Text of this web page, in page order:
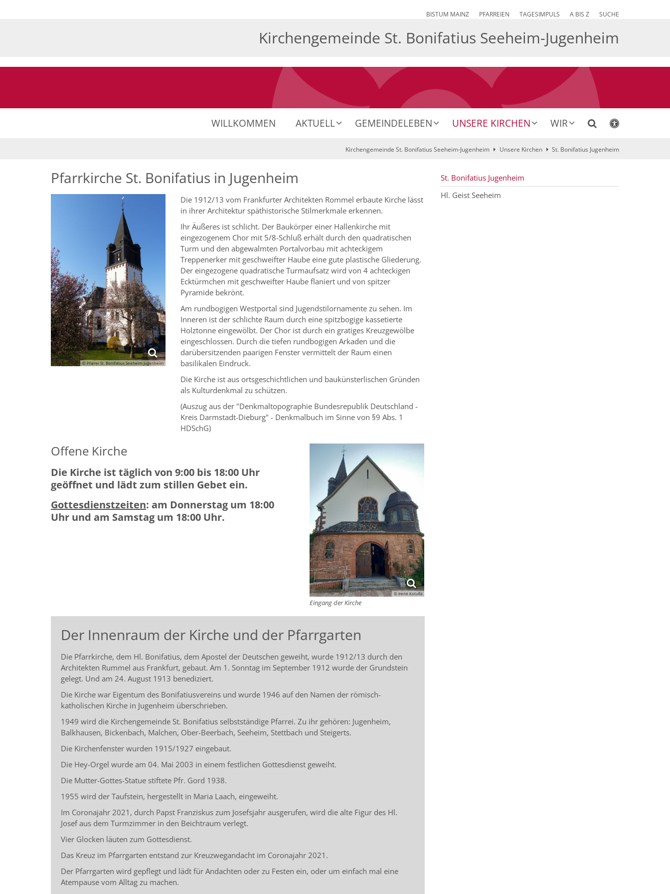
BISTUM MAINZ PFARREIEN TAGESIMPULS A BIS Z SUCHE
Kirchengemeinde St. Bonifatius Seeheim-Jugenheim
WILLKOMMEN AKTUELL GEMEINDELEBEN UNSERE KIRCHEN WIR
Kirchengemeinde St. Bonifatius Seeheim-Jugenheim Unsere Kirchen St. Bonifatius Jugenheim
Pfarrkirche St. Bonifatius in Jugenheim
© Pfarrei St. Bonifatius Seeheim-Jugenheim
Die 1912/13 vom Frankfurter Architekten Rommel erbaute Kirche lässt
in ihrer Architektur späthistorische Stilmerkmale erkennen.
Ihr Äußeres ist schlicht. Der Baukörper einer Hallenkirche mit
eingezogenem Chor mit 5/8-Schluß erhält durch den quadratischen
Turm und den abgewalmten Portalvorbau mit achteckigem
Treppenerker mit geschweifter Haube eine gute plastische Gliederung.
Der eingezogene quadratische Turmaufsatz wird von 4 achteckigen
Ecktürmchen mit geschweifter Haube flaniert und von spitzer
Pyramide bekrönt.
Am rundbogigen Westportal sind Jugendstilornamente zu sehen. Im
Inneren ist der schlichte Raum durch eine spitzbogige kassetierte
Holztonne eingewölbt. Der Chor ist durch ein gratiges Kreuzgewölbe
eingeschlossen. Durch die tiefen rundbogigen Arkaden und die
darübersitzenden paarigen Fenster vermittelt der Raum einen
basilikalen Eindruck.
Die Kirche ist aus ortsgeschichtlichen und baukünsterlischen Gründen
als Kulturdenkmal zu schützen.
(Auszug aus der "Denkmaltopographie Bundesrepublik Deutschland -
Kreis Darmstadt-Dieburg" - Denkmalbuch im Sinne von §9 Abs. 1
HDSchG)
© Irene Kotulla
Eingang der Kirche
Offene Kirche
Die Kirche ist täglich von 9:00 bis 18:00 Uhr
geöffnet und lädt zum stillen Gebet ein.
Gottesdienstzeiten: am Donnerstag um 18:00
Uhr und am Samstag um 18:00 Uhr.
Der Innenraum der Kirche und der Pfarrgarten
Die Pfarrkirche, dem Hl. Bonifatius, dem Apostel der Deutschen geweiht, wurde 1912/13 durch den
Architekten Rummel aus Frankfurt, gebaut. Am 1. Sonntag im September 1912 wurde der Grundstein
gelegt. Und am 24. August 1913 benediziert.
Die Kirche war Eigentum des Bonifatiusvereins und wurde 1946 auf den Namen der römisch-
katholischen Kirche in Jugenheim überschrieben.
1949 wird die Kirchengemeinde St. Bonifatius selbstständige Pfarrei. Zu ihr gehören: Jugenheim,
Balkhausen, Bickenbach, Malchen, Ober-Beerbach, Seeheim, Stettbach und Steigerts.
Die Kirchenfenster wurden 1915/1927 eingebaut.
Die Hey-Orgel wurde am 04. Mai 2003 in einem festlichen Gottesdienst geweiht.
Die Mutter-Gottes-Statue stiftete Pfr. Gord 1938.
1955 wird der Taufstein, hergestellt in Maria Laach, eingeweiht.
Im Coronajahr 2021, durch Papst Franziskus zum Josefsjahr ausgerufen, wird die alte Figur des Hl.
Josef aus dem Turmzimmer in den Beichtraum verlegt.
Vier Glocken läuten zum Gottesdienst.
Das Kreuz im Pfarrgarten entstand zur Kreuzwegandacht im Coronajahr 2021.
Der Pfarrgarten wird gepflegt und lädt für Andachten oder zu Festen ein, oder um einfach mal eine
Atempause vom Alltag zu machen.
St. Bonifatius Jugenheim
Hl. Geist Seeheim